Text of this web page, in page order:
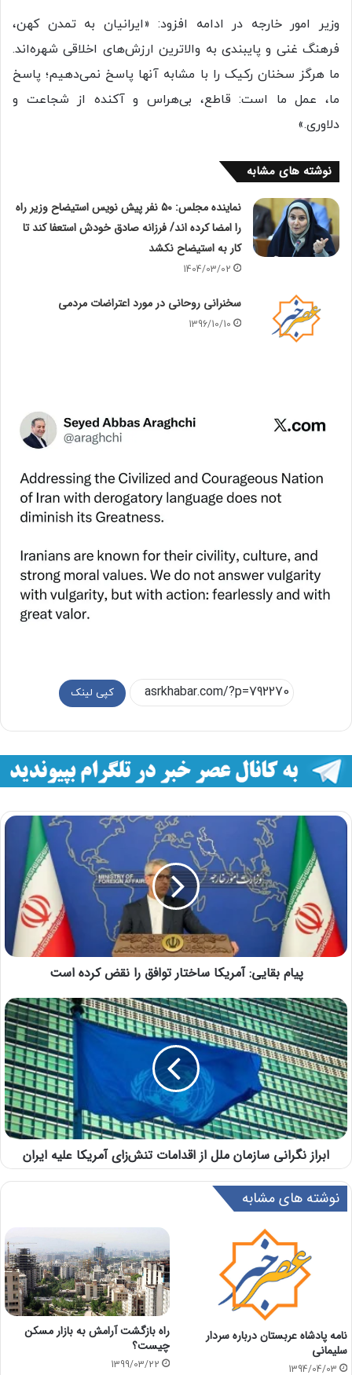
وزیر امور خارجه در ادامه افزود: «ایرانیان به تمدن کهن،
فرهنگ غنی و پایبندی به والاترین ارزش‌های اخلاقی شهره‌اند.
ما هرگز سخنان رکیک را با مشابه آنها پاسخ نمی‌دهیم؛ پاسخ
ما، عمل ما است: قاطع، بی‌هراس و آکنده از شجاعت و
دلاوری.»
نوشته های مشابه
نماینده مجلس: ۵۰ نفر پیش نویس استیضاح وزیر راه
را امضا کرده اند/ فرزانه صادق خودش استعفا کند تا
کار به استیضاح نکشد
1404/03/02
سخنرانی روحانی در مورد اعتراضات مردمی
1396/10/10
کپی لینک
پیام بقایی: آمریکا ساختار توافق را نقض کرده ‌است
ابراز نگرانی سازمان ملل از اقدامات تنش‌زای آمریکا علیه ایران
نوشته های مشابه
نامه پادشاه عربستان درباره سردار
سلیمانی
1394/04/03
راه بازگشت آرامش به بازار مسکن
چیست؟
1399/03/22